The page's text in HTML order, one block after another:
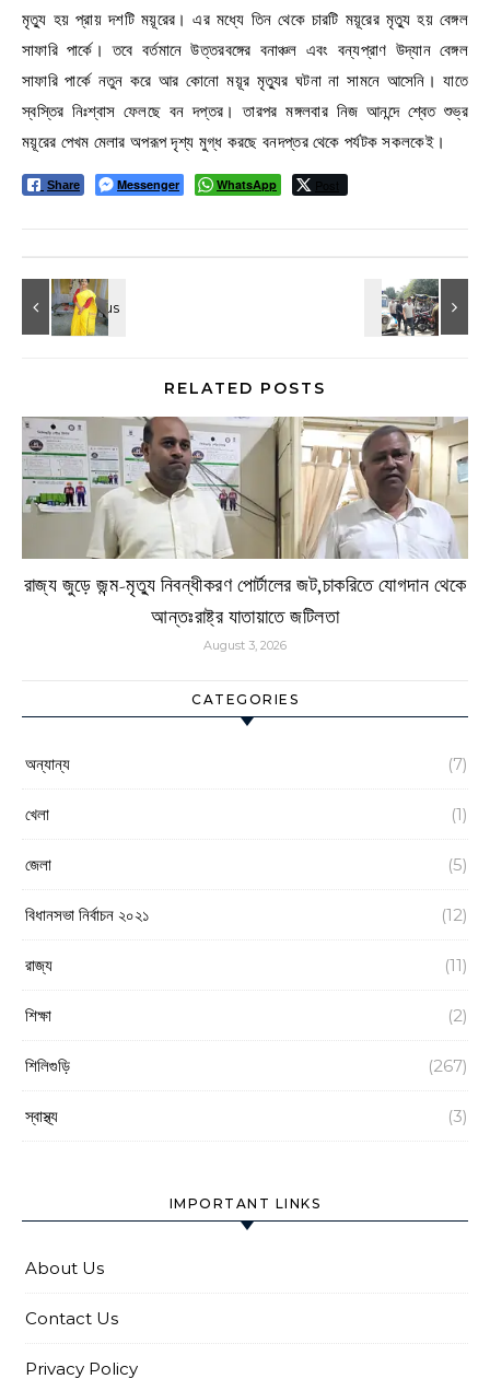
মৃত্যু হয় প্রায় দশটি ময়ূরের। এর মধ্যে তিন থেকে চারটি ময়ূরের মৃত্যু হয় বেঙ্গল
সাফারি পার্কে। তবে বর্তমানে উত্তরবঙ্গের বনাঞ্চল এবং বন্যপ্রাণ উদ্যান বেঙ্গল
সাফারি পার্কে নতুন করে আর কোনো ময়ূর মৃত্যুর ঘটনা না সামনে আসেনি। যাতে
স্বস্তির নিঃশ্বাস ফেলছে বন দপ্তর। তারপর মঙ্গলবার নিজ আনন্দে শ্বেত শুভ্র
ময়ূরের পেখম মেলার অপরূপ দৃশ্য মুগ্ধ করছে বনদপ্তর থেকে পর্যটক সকলকেই।
Share Messenger WhatsApp Post
RELATED POSTS
রাজ্য জুড়ে জন্ম-মৃত্যু নিবন্ধীকরণ পোর্টালের জট,চাকরিতে যোগদান থেকে
আন্তঃরাষ্ট্র যাতায়াতে জটিলতা
August 3, 2026
CATEGORIES
অন্যান্য (7)
খেলা (1)
জেলা (5)
বিধানসভা নির্বাচন ২০২১ (12)
রাজ্য (11)
শিক্ষা (2)
শিলিগুড়ি (267)
স্বাস্থ্য (3)
IMPORTANT LINKS
About Us
Contact Us
Privacy Policy